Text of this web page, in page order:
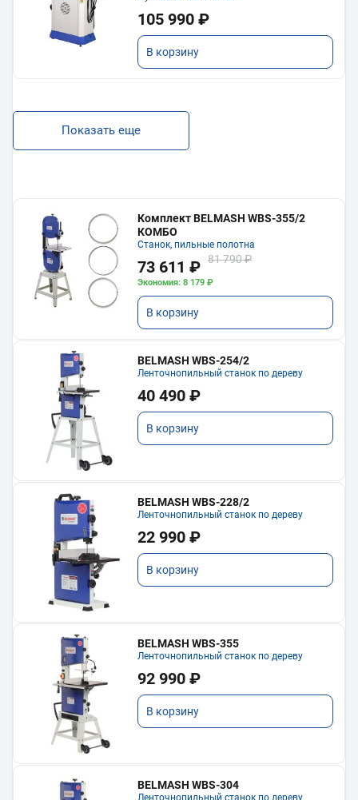
105 990 ₽
В корзину
Показать еще
Комплект BELMASH WBS-355/2
КОМБО
Станок, пильные полотна
73 611 ₽ 81 790 ₽
Экономия: 8 179 ₽
В корзину
BELMASH WBS-254/2
Ленточнопильный станок по дереву
40 490 ₽
В корзину
BELMASH WBS-228/2
Ленточнопильный станок по дереву
22 990 ₽
В корзину
BELMASH WBS-355
Ленточнопильный станок по дереву
92 990 ₽
В корзину
BELMASH WBS-304